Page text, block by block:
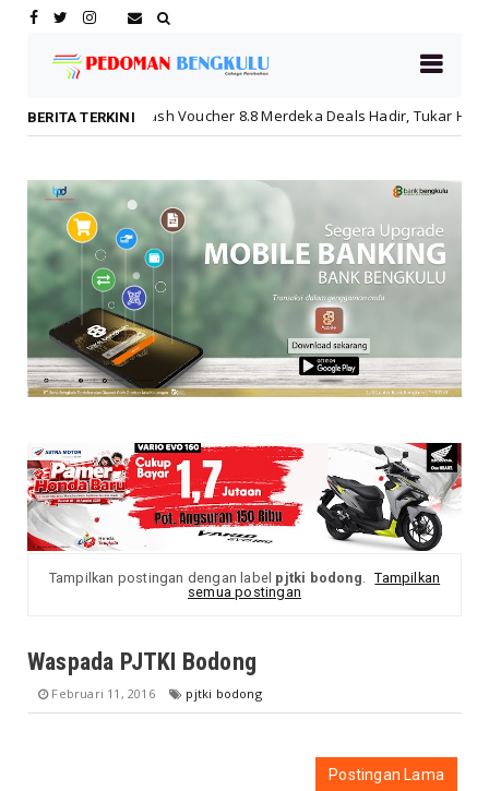
BERITA TERKINI
Flash Voucher 8.8 Merdeka Deals Hadir, Tukar Hepigo Poin Jadi
Tampilkan postingan dengan label pjtki bodong. Tampilkan
semua postingan
Waspada PJTKI Bodong
Februari 11, 2016 pjtki bodong
Postingan Lama